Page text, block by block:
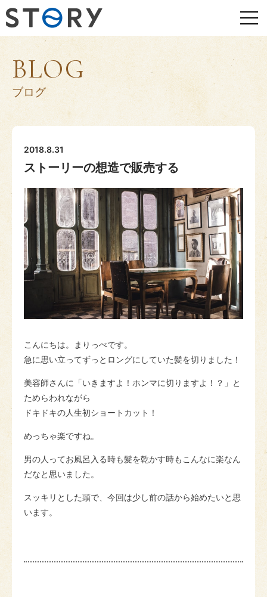
BLOG
ブログ
2018.8.31
ストーリーの想造で販売する
こんにちは。まりっぺです。
急に思い立ってずっとロングにしていた髪を切りました！
美容師さんに「いきますよ！ホンマに切りますよ！？」と
ためらわれながら
ドキドキの人生初ショートカット！
めっちゃ楽ですね。
男の人ってお風呂入る時も髪を乾かす時もこんなに楽なん
だなと思いました。
スッキリとした頭で、今回は少し前の話から始めたいと思
います。